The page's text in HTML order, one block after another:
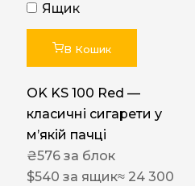
Ящик
В Кошик
OK KS 100 Red —
класичні сигарети у
м’якій пачці
₴576 за блок
$540 за ящик≈ 24 300